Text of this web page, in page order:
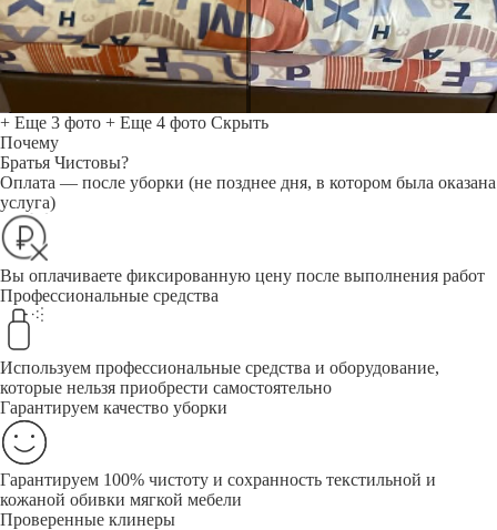
+ Еще 3 фото + Еще 4 фото Скрыть
Почему
Братья Чистовы?
Оплата — после уборки (не позднее дня, в котором была оказана
услуга)
Вы оплачиваете фиксированную цену после выполнения работ
Профессиональные средства
Используем профессиональные средства и оборудование,
которые нельзя приобрести самостоятельно
Гарантируем качество уборки
Гарантируем 100% чистоту и сохранность текстильной и
кожаной обивки мягкой мебели
Проверенные клинеры